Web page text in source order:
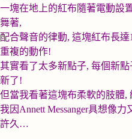
一塊在地上的紅布隨著電動設
舞著,
配合聲音的律動, 這塊紅布長達
重複的動作!
其實看了太多新點子, 每個新點
新了!
但當我看著這塊布柔軟的肢體,
我因 Annett Messanger具想像力
許久 …